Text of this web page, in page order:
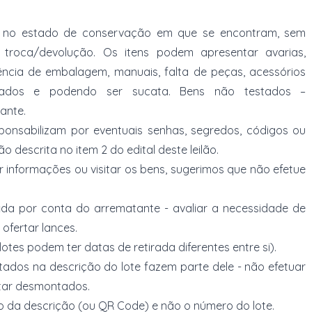
no estado de conservação em que se encontram, sem
devolução. Os itens podem apresentar avarias,
de embalagem, manuais, falta de peças, acessórios
e podendo ser sucata. Bens não testados –
por eventuais senhas, segredos, códigos ou
descrita no item 2 do edital deste leilão.
ou visitar os bens, sugerimos que não efetue
por conta do arrematante - avaliar a necessidade de
lances.
podem ter datas de retirada diferentes entre si).
na descrição do lote fazem parte dele - não efetuar
desmontados.
descrição (ou QR Code) e não o número do lote.